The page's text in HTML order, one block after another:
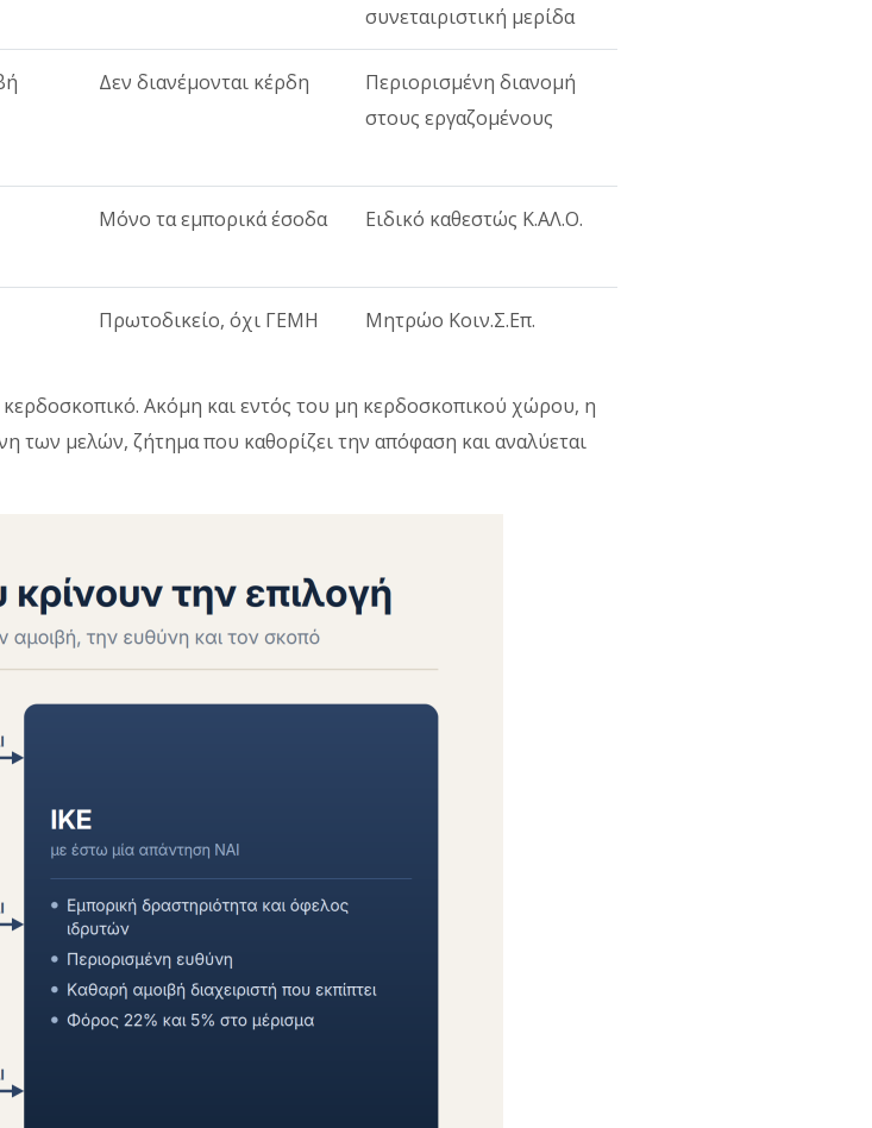
συνεταιριστική μερίδα
Δεν διανέμονται κέρδη
Περιορισμένη διανομή
στους εργαζομένους
Μόνο τα εμπορικά έσοδα Ειδικό καθεστώς Κ.ΑΛ.Ο.
Πρωτοδικείο, όχι ΓΕΜΗ Μητρώο Κοιν.Σ.Επ.
Ακόμη και εντός του μη κερδοσκοπικού χώρου, η
μελών, ζήτημα που καθορίζει την απόφαση και αναλύεται